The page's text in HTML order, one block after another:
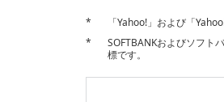
*
「Yahoo!」および「
*
SOFTBANKおよびソフト
標です。